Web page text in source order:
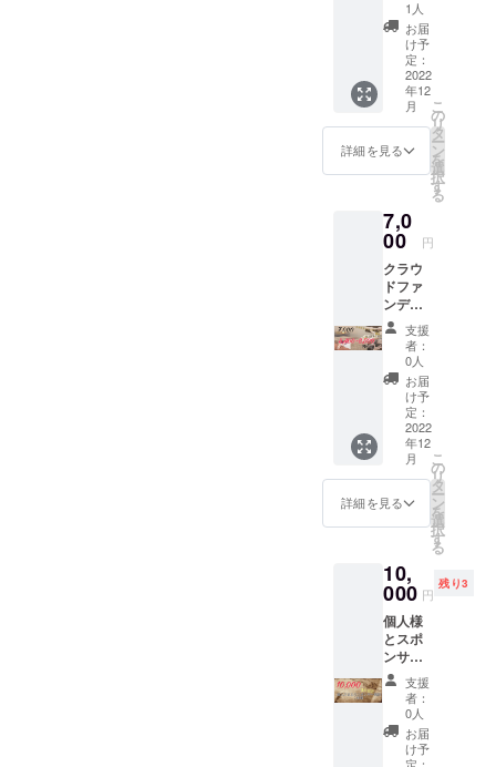
無添
加。ノ
ンカ
フェイ
ンでお
子様か
らお年
方まで
お楽し
す♪ ※そ
れぞれ
の原材
料は画
像をご
参照く
ださ
い。
※Red、
Blackの
2種類か
らお選
びいた
だけま
す。 ※
代わり
に“メー
ティー
なし”、
も選択
できま
す。 ※
送付先
のご住
所の再
確認を
お願い
します
譲渡可
能。プ
レゼン
トとし
てもぜ
ひご利
用下さ
い♪ ※
メール
より支
援者さ
LINEへ
チケッ
トをお
送り致
しま
す。
“LINE未
使用”の
と、“プ
レゼン
ト予
定”の方
は郵送
致しま
「郵送
希望」
とコメ
ント下
さい☆
※ご予約
は公式
LINEと
予約
フォー
ムから
もちろ
ん、入
浴が辛
い方、
足裏の
汚れが
気にな
る方な
どにも
用入浴
剤です
が、通
常入浴
にも使
えま
す。 足
湯とし
て8回
分、お
風呂入
浴剤と
して2〜
3回分
・市販
入浴剤
の炭酸
mに比
べ、こ
ちらは
620pp
mのお
よそ“6
倍”も強
力な炭
酸量！
・「ド
クダ
「ポ
ピーケ
アオイ
ルト
リート
メント
コー
ス」(漢
方アロ
マオイ
ル)での
予定
の“強炭
酸足
湯”の入
浴剤
セット
です。
足湯専
用入浴
剤です
が、通
常入浴
にも使
えま
す。 足
湯とし
ては14
しては
約4～5
回分 従
来の入
浴剤や
足湯と
しては
もちろ
ん、入
浴が辛
い方、
1人
お届
け予
定：
2022
年12
月
詳細を見る
こ
の
リ
タ
ー
ン
を
選
択
す
る
7,0
00 円
クラウ
ドファ
ンディ
ング限
定コー
ス。
「ボ
ディケ
ア50分
+ヘッド
&アイ
15分」
又は
「ボ
ディケ
ア50分
オイル
15分」
の、ど
ちらか
選べる
組み合
わせ
コース
チケッ
ト。 ※
ハンド
支援
者：
0人
お届
け予
定：
2022
年12
月
詳細を見る
こ
の
リ
タ
ー
ン
を
選
択
す
る
10,
000 円
残り3
個人様
とスポ
ンサー
契約
を、サ
ロン開
業か
ら“1年
間”結ば
支援
者：
0人
お届
け予
定：